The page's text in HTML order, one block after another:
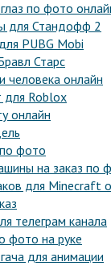
по фото
для Стандофф 2
PUBG Mobi
Старс
человека онлайн
для Roblox
онлайн
фото
на заказ по
для Minecraft
телеграм канала
фото на руке
для анимации